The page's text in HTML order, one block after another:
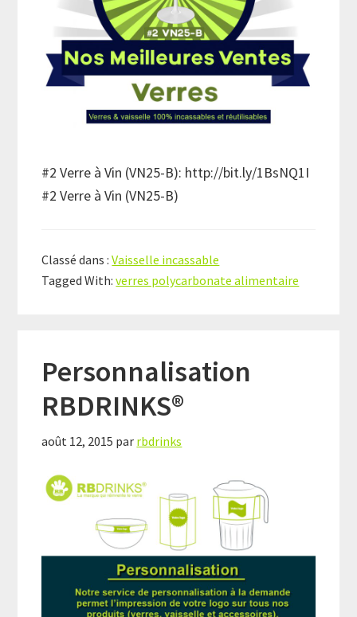
#2 Verre à Vin (VN25-B): http://bit.ly/1BsNQ1I
#2 Verre à Vin (VN25-B)
Classé dans :Vaisselle incassable
Tagged With:verres polycarbonate alimentaire
Personnalisation
RBDRINKS®
août 12, 2015 par rbdrinks